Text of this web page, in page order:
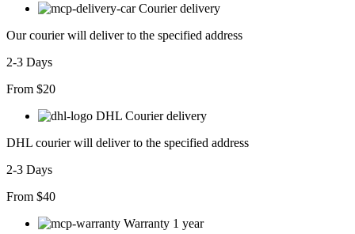
adet
Courier delivery
Our courier will deliver to the specified address
2-3 Days
From $20
DHL Courier delivery
DHL courier will deliver to the specified address
2-3 Days
From $40
Warranty 1 year